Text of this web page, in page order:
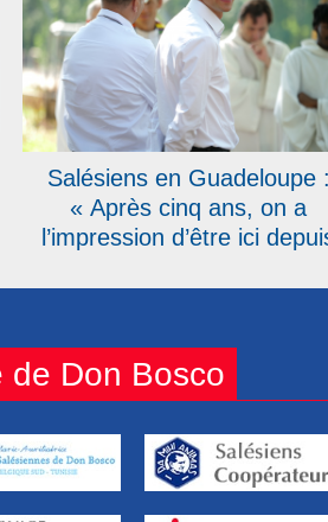
Salésiens en Guadeloupe :
« Après cinq ans, on a
l’impression d’être ici
Emmanuel Petit
de Don Bosco